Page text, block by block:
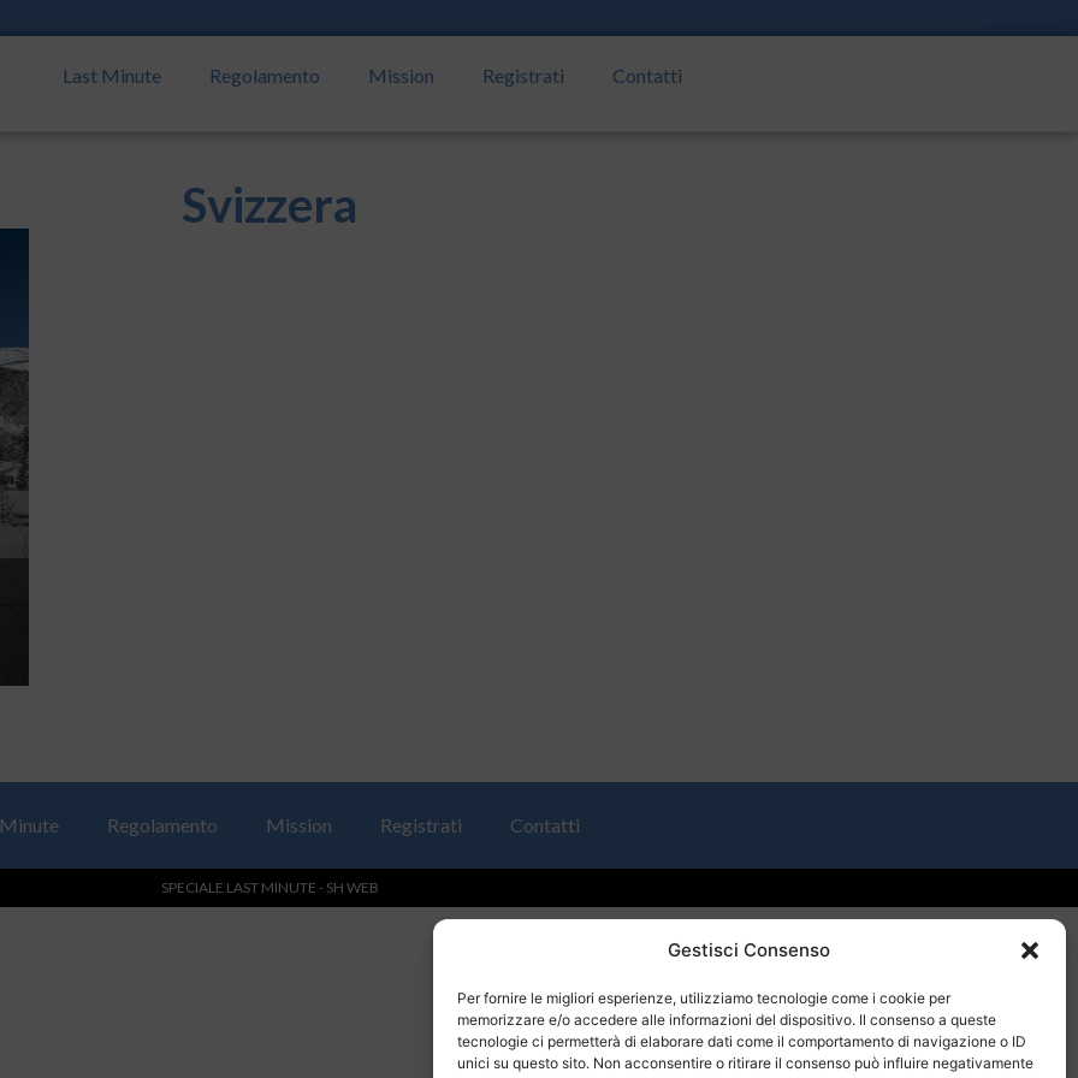
Gestisci Consenso
Per fornire le migliori esperienze, utilizziamo tecnologie come i cookie per
memorizzare e/o accedere alle informazioni del dispositivo. Il consenso a queste
tecnologie ci permetterà di elaborare dati come il comportamento di navigazione o ID
unici su questo sito. Non acconsentire o ritirare il consenso può influire negativamente
Last Minute Regolamento Mission Registrati Contatti
Svizzera
Regolamento Mission Registrati Contatti
SPECIALE LAST MINUTE - SH WEB